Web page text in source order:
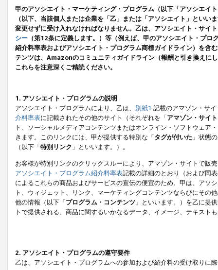
甲のアソシエイト・マーケティング・プログラム（以下「アソシエイ
（以下、当該個人または企業を「乙」または「アソシエイト」とい
変更せずに受け入れなければなりません。乙は、アソシエイト・サイ
シー （第12条に定義します。）等（例えば、甲のアソシエイト・プ
紹介料率表およびアソシエイト・プログラム商標ガイドライン）を
テンツは、Amazonのコミュニティガイドライン（報酬と引き換えに
これらを注意深くご精読ください。
1. アソシエイト・プログラムの説明
アソシエイト・プログラムにより、乙は、 別紙1 記載のアマゾン・サ
介料率表に記載されたその他のサイト（それぞれを「アマゾン・サイト
ト、ソーシャルメディアコンテンツまたはオンライン・ソフトウェア
きます。このリンクには、甲が提供する特別な「タグが付いた 」状態
（以下「特別リンク 」といいます。）。
お客様が特別リンクのクリックスルーにより、アマゾン・サイトで販
アソシエイト・プログラム紹介料率表記載の詳細のとおり（および同
によるこれらの商品およびサービスの宣伝の便宜のため、甲は、アソ
ト、ウィジェット、リンク、マーケティングコンテンツならびにその
他の情報（以下「プログラム・コンテンツ 」といいます。）を乙に提
トで提供される、商品に関するいかなるデータ、イメージ、テキス
2. アソシエイト・プログラムの遵守要件
乙は、アソシエイト・プログラムへの参加および紹介料の受け取りに